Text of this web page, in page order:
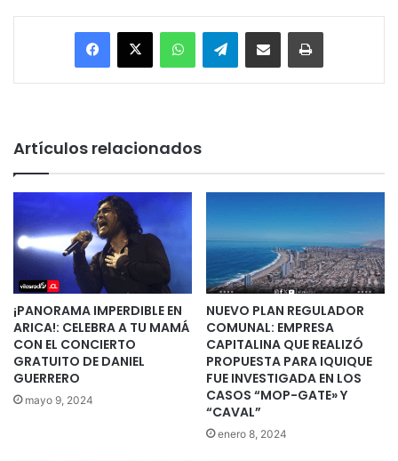
Facebook
X WhatsAppTelegramEnviar vía email Imprimir
Artículos relacionados
¡PANORAMA IMPERDIBLE EN
ARICA!: CELEBRA A TU MAMÁ
CON EL CONCIERTO
GRATUITO DE DANIEL
GUERRERO
mayo 9, 2024
NUEVO PLAN REGULADOR
COMUNAL: EMPRESA
CAPITALINA QUE REALIZÓ
PROPUESTA PARA IQUIQUE
FUE INVESTIGADA EN LOS
CASOS “MOP-GATE» Y
“CAVAL”
enero 8, 2024